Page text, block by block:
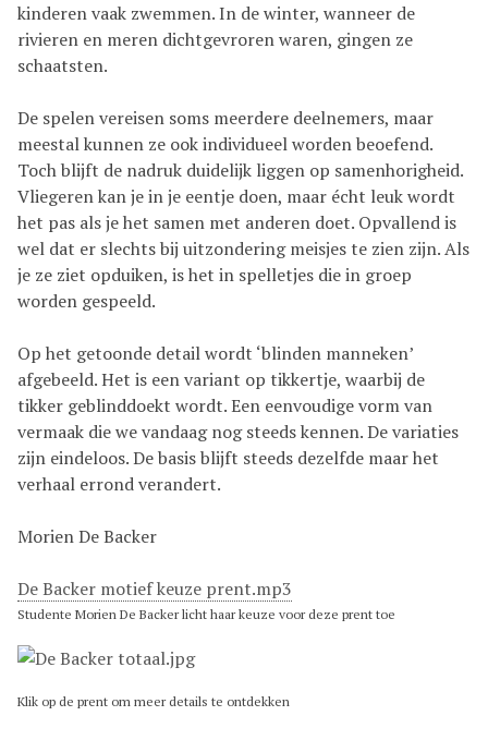
kinderen vaak zwemmen. In de winter, wanneer de
rivieren en meren dichtgevroren waren, gingen ze
schaatsten.
De spelen vereisen soms meerdere deelnemers, maar
meestal kunnen ze ook individueel worden beoefend.
Toch blijft de nadruk duidelijk liggen op samenhorigheid.
Vliegeren kan je in je eentje doen, maar écht leuk wordt
het pas als je het samen met anderen doet. Opvallend is
wel dat er slechts bij uitzondering meisjes te zien zijn. Als
je ze ziet opduiken, is het in spelletjes die in groep
worden gespeeld.
Op het getoonde detail wordt ‘blinden manneken’
afgebeeld. Het is een variant op tikkertje, waarbij de
tikker geblinddoekt wordt. Een eenvoudige vorm van
vermaak die we vandaag nog steeds kennen. De variaties
zijn eindeloos. De basis blijft steeds dezelfde maar het
verhaal errond verandert.
Morien De Backer
De Backer motief keuze prent.mp3
Studente Morien De Backer licht haar keuze voor deze prent toe
Klik op de prent om meer details te ontdekken